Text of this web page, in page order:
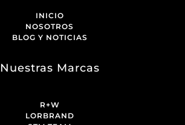
INICIO
NOSOTROS
BLOG Y NOTICIAS
Nuestras Marcas
R+W
LORBRAND